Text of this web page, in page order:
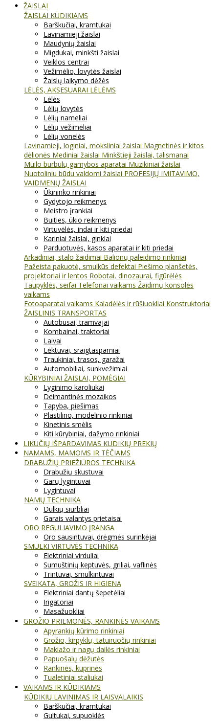
ŽAISLAI
ŽAISLAI KŪDIKIAMS
Barškučiai, kramtukai
Lavinamieji žaislai
Maudynių žaislai
Migdukai, minkšti žaislai
Veiklos centrai
Vežimėlio, lovytės žaislai
Žaislų laikymo dėžės
LĖLĖS, AKSESUARAI LĖLĖMS
Lėlės
Lėlių lovytės
Lėlių nameliai
Lėlių vežimėliai
Lėlių vonelės
Lavinamieji, loginiai, moksliniai žaislai Magnetinės ir kitos
dėlionės Mediniai žaislai Minkštieji žaislai, talismanai
Muilo burbulų gamybos aparatai Muzikiniai žaislai
Nuotoliniu būdu valdomi žaislai PROFESIJŲ IMITAVIMO,
VAIDMENŲ ŽAISLAI
Ūkininko rinkiniai
Gydytojo reikmenys
Meistro įrankiai
Buities, ūkio reikmenys
Virtuvėlės, indai ir kiti priedai
Kariniai žaislai, ginklai
Parduotuvės, kasos aparatai ir kiti priedai
Arkadiniai, stalo žaidimai Balionų paleidimo rinkiniai
Pažeista pakuotė, smulkūs defektai Piešimo planšetės,
projektoriai ir lentos Robotai, dinozaurai, figūrėlės
Taupyklės, seifai Telefonai vaikams Žaidimų konsolės
vaikams
Fotoaparatai vaikams Kaladėlės ir rūšiuokliai Konstruktoriai
ŽAISLINIS TRANSPORTAS
Autobusai, tramvajai
Kombainai, traktoriai
Laivai
Lėktuvai, sraigtasparniai
Traukiniai, trasos, garažai
Automobiliai, sunkvežimiai
KŪRYBINIAI ŽAISLAI, POMĖGIAI
Lyginimo karoliukai
Deimantinės mozaikos
Tapyba, piešimas
Plastilino, modelinio rinkiniai
Kinetinis smėlis
Kiti kūrybiniai, dažymo rinkiniai
LIKUČIŲ IŠPARDAVIMAS KŪDIKIŲ PREKIŲ
NAMAMS, MAMOMS IR TĖČIAMS
DRABUŽIŲ PRIEŽIŪROS TECHNIKA
Drabužių skustuvai
Garų lygintuvai
Lygintuvai
NAMŲ TECHNIKA
Dulkių siurbliai
Garais valantys prietaisai
ORO REGULIAVIMO ĮRANGA
Oro sausintuvai, drėgmės surinkėjai
SMULKI VIRTUVĖS TECHNIKA
Elektriniai virduliai
Sumuštinių keptuvės, griliai, vaflinės
Trintuvai, smulkintuvai
SVEIKATA, GROŽIS IR HIGIENA
Elektriniai dantų šepetėliai
Irigatoriai
Masažuokliai
GROŽIO PRIEMONĖS, RANKINĖS VAIKAMS
Apyrankių kūrimo rinkiniai
Grožio, kirpyklų, tatuiruočių rinkiniai
Makiažo ir nagų dailės rinkiniai
Papuošalų dėžutės
Rankinės, kuprinės
Tualetiniai staliukai
VAIKAMS IR KŪDIKIAMS
KŪDIKIŲ LAVINIMAS IR LAISVALAIKIS
Barškučiai, kramtukai
Gultukai, supuoklės